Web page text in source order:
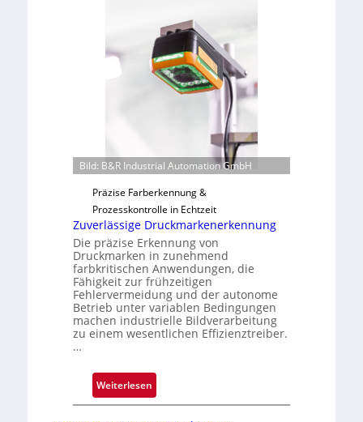
m
e
v
i
o
s
b
r
g
n
g
a
u
s
Bild: B&R Industrial Automation GmbH
Präzise Farberkennung &
Prozesskontrolle in Echtzeit
Zuverlässige Druckmarkenerkennung
Die präzise Erkennung von
Druckmarken in zunehmend
farbkritischen Anwendungen, die
Fähigkeit zur frühzeitigen
Fehlervermeidung und der autonome
Betrieb unter variablen Bedingungen
machen industrielle Bildverarbeitung
zu einem wesentlichen Effizienztreiber.
…
Weiterlesen
Z